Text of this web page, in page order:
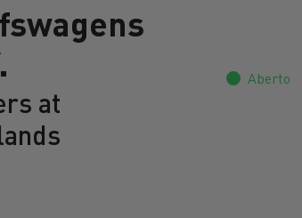
at
Aberto